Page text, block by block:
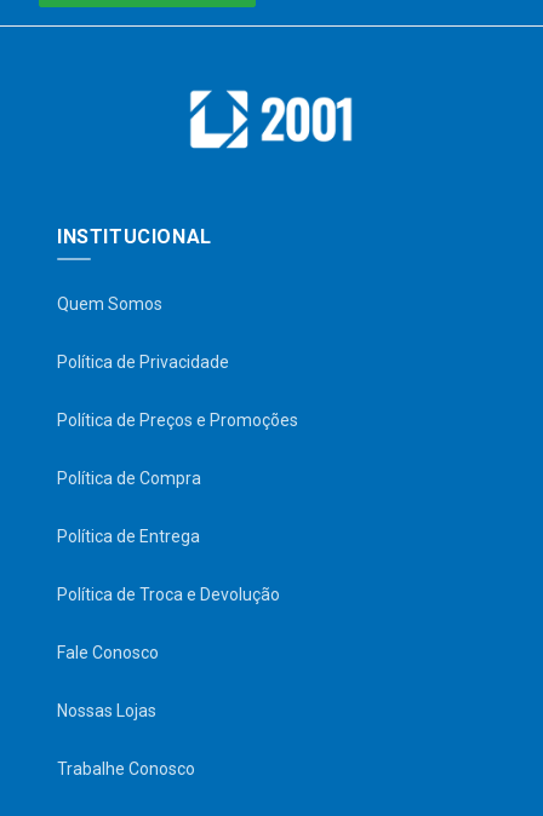
INSTITUCIONAL
Quem Somos
Política de Privacidade
Política de Preços e Promoções
Política de Compra
Política de Entrega
Política de Troca e Devolução
Fale Conosco
Nossas Lojas
Trabalhe Conosco